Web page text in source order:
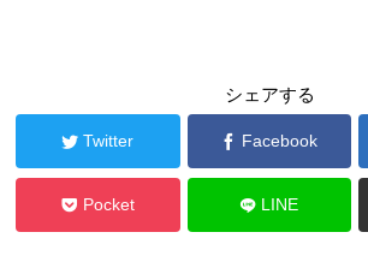
シェアする
Twitter Facebook
Pocket LINE